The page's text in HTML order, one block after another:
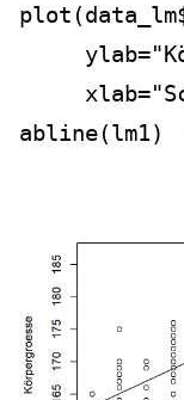
plot (data_lm
ylab=
xlab=
abline(lm1)